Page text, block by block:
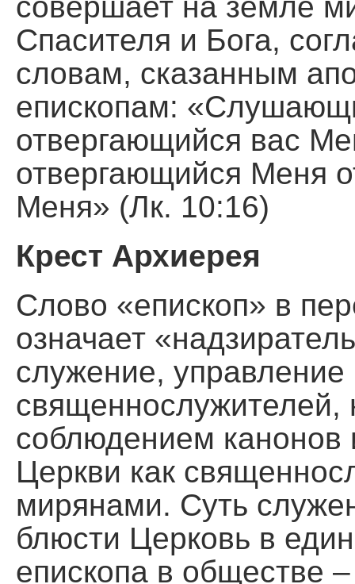
Спасителя и Бога,
словам, сказанным
епископам:
отвергающийся вас
отвергающийся Меня
Меня» (Лк. 10:16)
Крест Архиерея
Слово «епископ» в
означает
служение,
священнослужителей,
соблюдением канонов
Церкви как
мирянами. Суть
блюсти Церковь в
епископа в обществе